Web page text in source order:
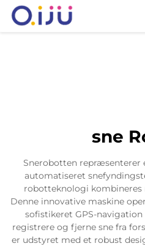
Anvendelse
Sag
sne
Snerobotten repræsenterer
automatiseret
robotteknologi kombineres
Denne innovative maskine
sofistikeret GPS-
registrere og fjerne sne fra
er udstyret med et robust